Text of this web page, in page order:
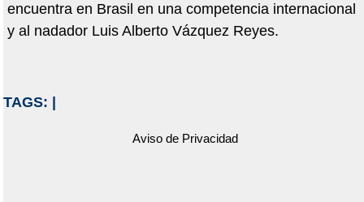
encuentra en Brasil en una competencia internacional
y al nadador Luis Alberto Vázquez Reyes.
TAGS:
Aviso de Privacidad